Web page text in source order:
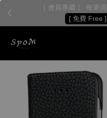
［ 會員專屬 ］ 每筆
[ 免費 Free